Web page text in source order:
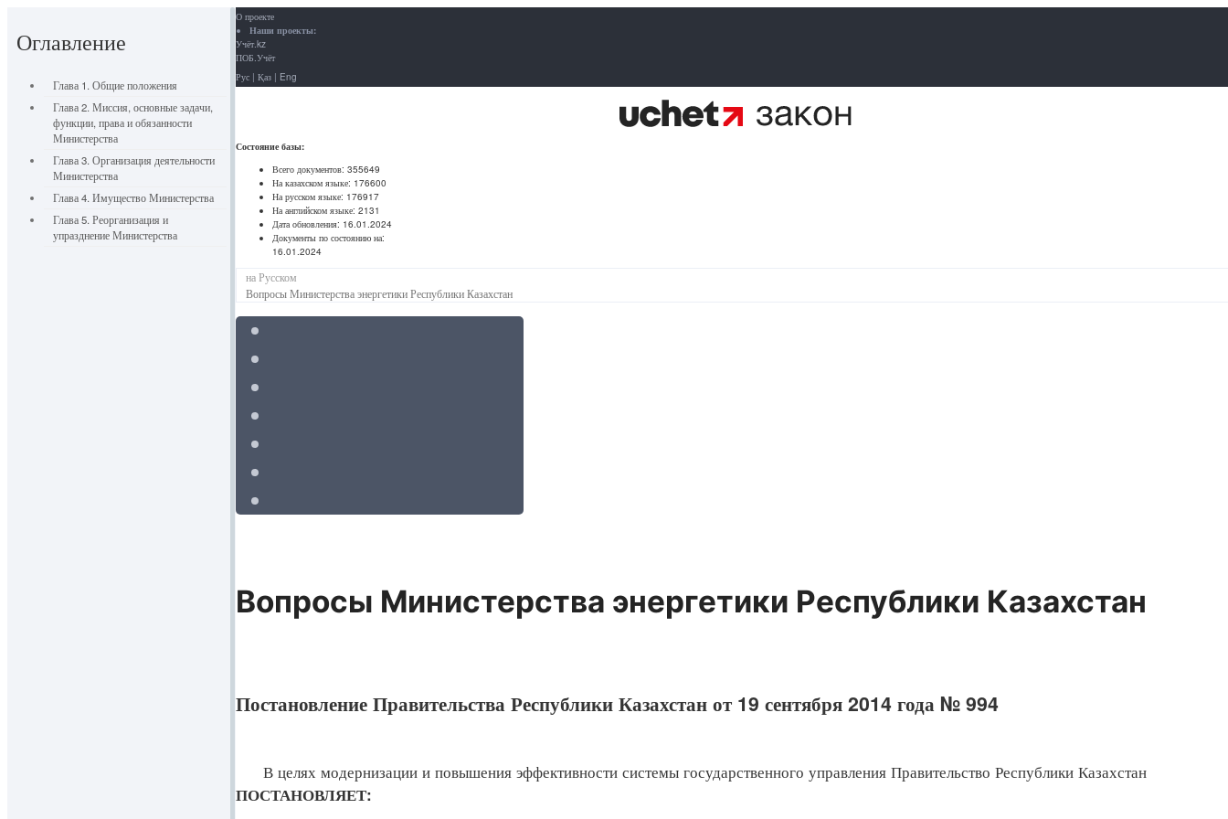
Оглавление
Глава 1. Общие положения
Глава 2. Миссия, основные задачи,
функции, права и обязанности
Министерства
Глава 3. Организация деятельности
Министерства
Глава 4. Имущество Министерства
Глава 5. Реорганизация и
упразднение Министерства
О проекте
Наши проекты:
Учёт.kz
ПОБ.Учёт
Рус | Қаз | Eng
Состояние базы:
Всего документов: 355649
На казахском языке: 176600
На русском языке: 176917
На английском языке: 2131
Дата обновления: 16.01.2024
Документы по состоянию на:
16.01.2024
на Русском
Вопросы Министерства энергетики Республики Казахстан
Вопросы Министерства энергетики Республики Казахстан
Постановление Правительства Республики Казахстан от 19 сентября 2014 года № 994
В целях модернизации и повышения эффективности системы государственного управления Правительство Республики Казахстан
ПОСТАНОВЛЯЕТ: